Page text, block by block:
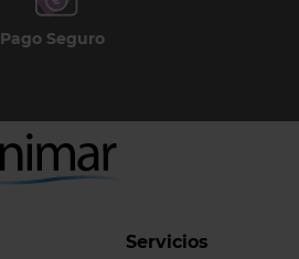
Pago Seguro
Servicios